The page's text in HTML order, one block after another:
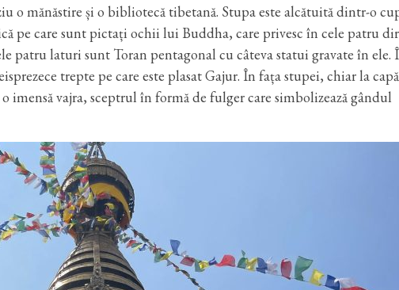
o mănăstire și o bibliotecă tibetană. Stupa este alcătuită dintr-o
pe care sunt pictați ochii lui Buddha, care privesc în cele patru
patru laturi sunt Toran pentagonal cu câteva statui gravate în ele.
trepte pe care este plasat Gajur. În fața stupei, chiar la
imensă vajra, sceptrul în formă de fulger care simbolizează gândul